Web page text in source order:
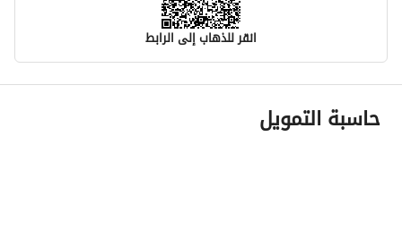
انقر للذهاب إلى الرابط
معلومات مسؤول الإعلان
اسم المسؤول
حاسبة التمويل